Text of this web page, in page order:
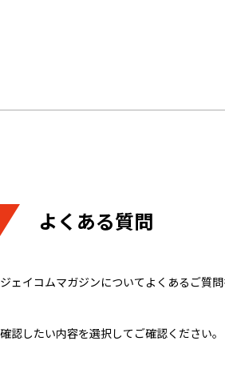
よくある質問
ジェイコムマガジンについてよくあるご質
確認したい内容を選択してご確認ください。